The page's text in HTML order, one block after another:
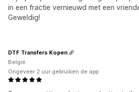
in een fractie vernieuwd met een
Geweldig!
DTF Transfers Kopen
België
Ongeveer 2 uur gebruiken de app